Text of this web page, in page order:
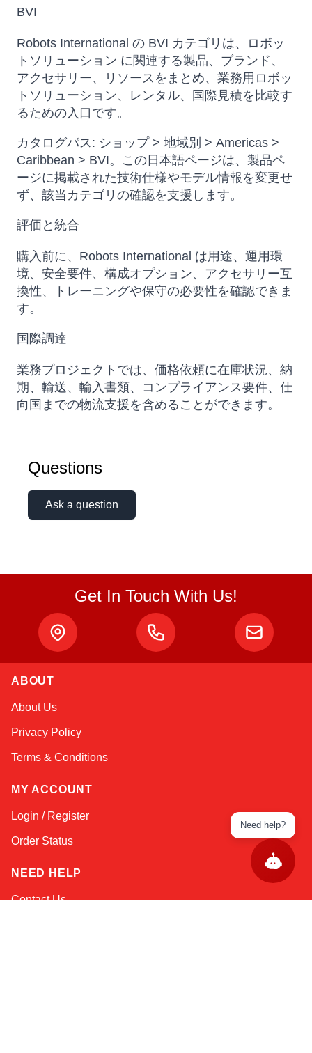
BVI
Robots International の BVI カテゴリは、ロボッ
トソリューション に関連する製品、ブランド、
アクセサリー、リソースをまとめ、業務用ロボッ
トソリューション、レンタル、国際見積を比較す
るための入口です。
カタログパス: ショップ > 地域別 > Americas >
Caribbean > BVI。この日本語ページは、製品ペ
ージに掲載された技術仕様やモデル情報を変更せ
ず、該当カテゴリの確認を支援します。
評価と統合
購入前に、Robots International は用途、運用環
境、安全要件、構成オプション、アクセサリー互
換性、トレーニングや保守の必要性を確認できま
す。
国際調達
業務プロジェクトでは、価格依頼に在庫状況、納
期、輸送、輸入書類、コンプライアンス要件、仕
向国までの物流支援を含めることができます。
Questions
Ask a question
Get In Touch With Us!
ABOUT
About Us
Privacy Policy
Terms & Conditions
MY ACCOUNT
Login / Register
Order Status
NEED HELP
Contact Us
Need help?
Online — robotics specialist